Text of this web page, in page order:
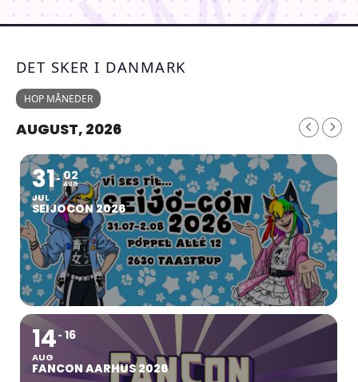
DET SKER I DANMARK
HOP MÅNEDER
AUGUST, 2026
31
JUL
02
AUG
SEIJOCON 2026
14
AUG
16
FANCON AARHUS 2026